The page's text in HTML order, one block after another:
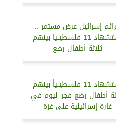
إسرائيل عرض مستمر ..
استشهاد 11 فلسطينيا بينهم
ثلاثة أطفال رضع
استشهاد 11 فلسطينياً بينهم
أطفال رضع فجر اليوم في
غارة إسرائيلية على غزة